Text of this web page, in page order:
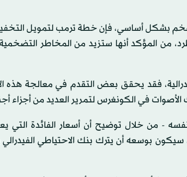
بشكل أساسي، فإن خطة ترمب لتمويل
من المؤكد أنها ستزيد من المخاطر
فقد يحقق بعض التقدم في معالجة هذه
في الكونغرس لتمرير العديد من أجزاء
- من خلال توضيح أن أسعار الفائدة التي
سيكون بوسعه أن يترك بنك الاحتياطي